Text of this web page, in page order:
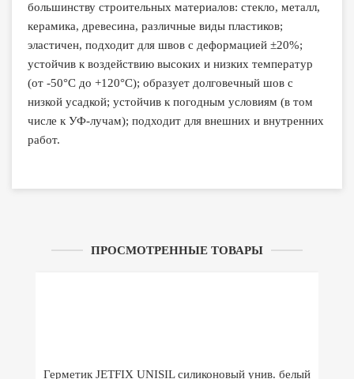
большинству строительных материалов: стекло, металл,
керамика, древесина, различные виды пластиков;
эластичен, подходит для швов с деформацией ±20%;
устойчив к воздействию высоких и низких температур
(от -50°С до +120°С); образует долговечный шов с
низкой усадкой; устойчив к погодным условиям (в том
числе к УФ-лучам); подходит для внешних и внутренних
работ.
ПРОСМОТРЕННЫЕ ТОВАРЫ
Герметик JETFIX UNISIL силиконовый унив. белый